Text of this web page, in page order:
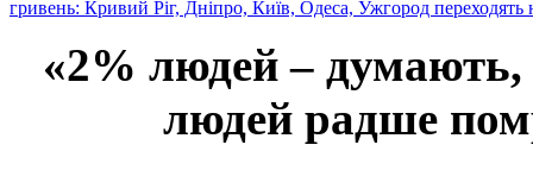
гривень: Кривий Ріг, Дніпро, Київ, Одеса, Ужгород переходять
«2% людей –
людей радше